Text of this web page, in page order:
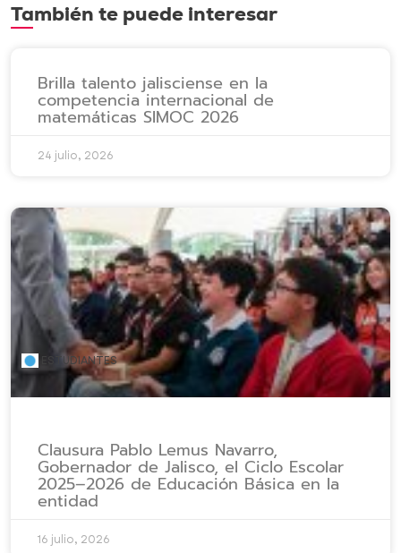
También te puede interesar
Brilla talento jalisciense en la
competencia internacional de
matemáticas SIMOC 2026
24 julio, 2026
ESTUDIANTES
Clausura Pablo Lemus Navarro,
Gobernador de Jalisco, el Ciclo Escolar
2025–2026 de Educación Básica en la
entidad
16 julio, 2026